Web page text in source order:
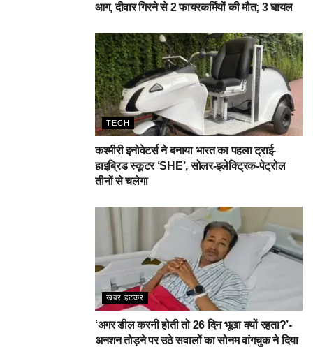
आग, दीवार गिरने से 2 फायरकर्मियों की मौत; 3 घायल
TECH
कश्मीरी इनोवेटर्स ने बनाया भारत का पहला ट्राई-
हाइब्रिड स्कूटर ‘SHE’, सोलर-इलेक्ट्रिक-पेट्रोल
तीनों से चलेगा
खबर हटकर
‘अगर डील करनी होती तो 26 दिन भूखा क्यों रहता?’-
अनशन तोड़ने पर उठे सवालों का सोनम वांगचुक ने दिया